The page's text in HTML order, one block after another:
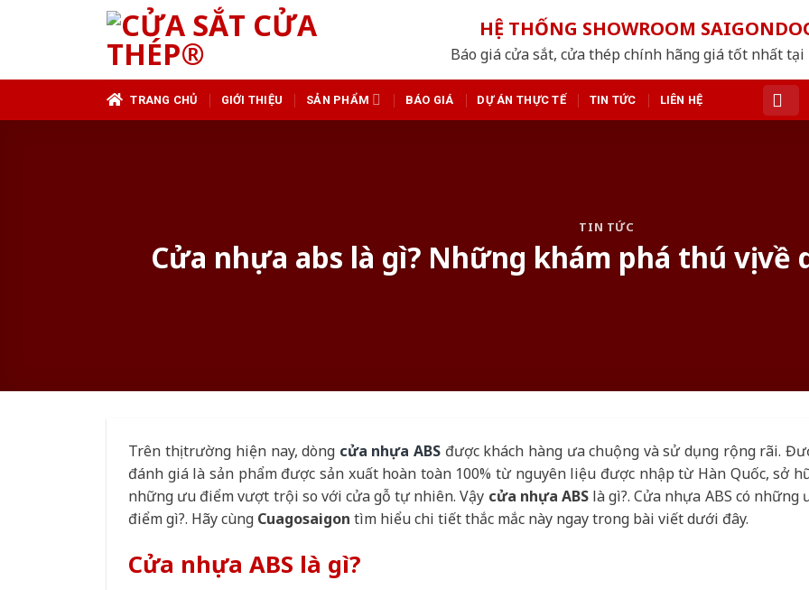
HỆ THỐNG SHOWROOM
Báo giá cửa sắt, cửa thép chính hãng giá tốt nhất tại
TRANG CHỦ GIỚI THIỆU SẢN PHẨM BÁO GIÁ DỰ ÁN THỰC TẾ TIN TỨC LIÊN HỆ
TIN TỨC
Cửa nhựa abs là gì? Những khám phá thú vị về
Trên thị trường hiện nay, dòng cửa nhựa ABS được khách hàng ưa chuộng và sử dụng rộng rãi.
đánh giá là sản phẩm được sản xuất hoàn toàn 100% từ nguyên liệu được nhập từ Hàn Quốc, sở
những ưu điểm vượt trội so với cửa gỗ tự nhiên. Vậy cửa nhựa ABS là gì?. Cửa nhựa ABS có những
điểm gì?. Hãy cùng Cuagosaigon tìm hiểu chi tiết thắc mắc này ngay trong bài viết dưới đây.
Cửa nhựa ABS là gì?